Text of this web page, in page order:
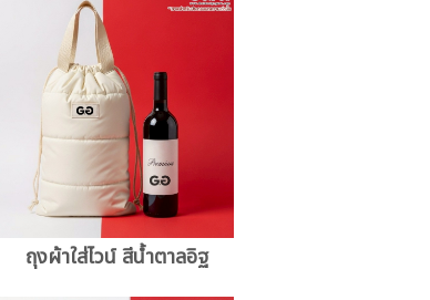
ถุงผ้าใส่ไวน์ สีน้ำตาลอิฐ